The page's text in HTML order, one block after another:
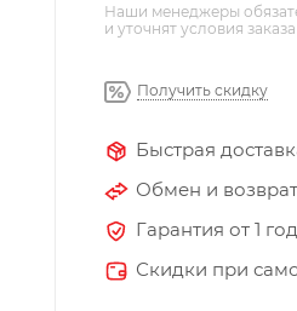
Наши менеджеры
и уточнят условия заказа
Получить скидку
Быстрая
Обмен и
Гарантия от 1
Скидки при